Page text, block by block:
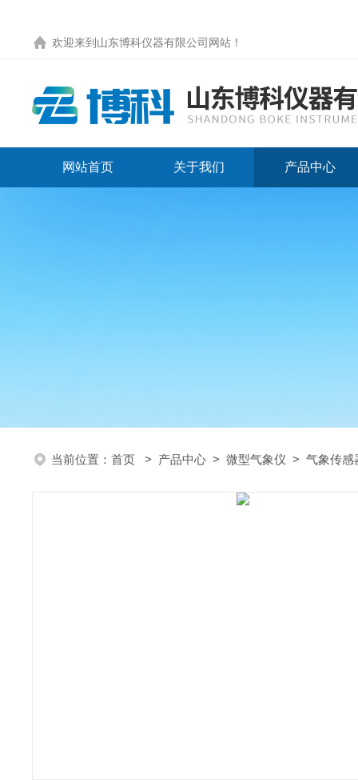
欢迎来到 山东博科仪器有限公司网站 ！
网站首页 关于我们 产品中心
当前位置： 首页 > 产品中心 > 微型气象仪 > 气象传感